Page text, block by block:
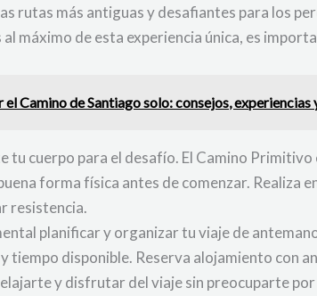
rutas más antiguas y desafiantes para los
máximo de esta experiencia única, es
Camino de Santiago solo: consejos, experiencias
cuerpo para el desafío. El Camino
forma física antes de comenzar. Realiza
resistencia.
planificar y organizar tu viaje de
tiempo disponible. Reserva alojamiento con
y disfrutar del viaje sin preocuparte